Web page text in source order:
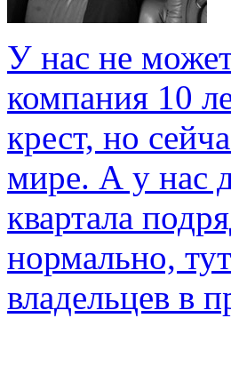
У нас не
компания 10
крест, но
мире. А у нас
квартала
нормально,
владельцев в